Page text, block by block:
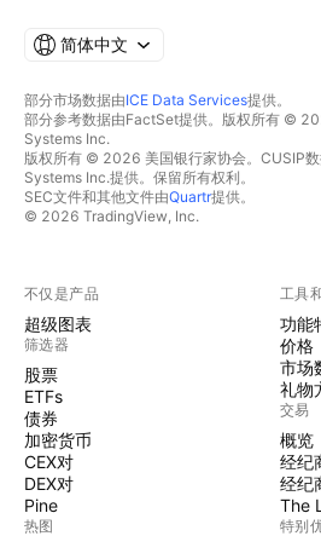
简体中文
部分市场数据由ICE Data Services提供。
部分参考数据由FactSet提供。版权所有 ©
Systems Inc.
版权所有 © 2026 美国银行家协会。CUSIP
Systems Inc.提供。保留所有权利。
SEC文件和其他文件由Quartr提供。
© 2026 TradingView, Inc.
不仅是产品
超级图表
筛选器
股票
ETFs
债券
加密货币
CEX对
DEX对
Pine
热图
工具
功能
价格
市场
礼物
交易
概览
经纪
经纪
The
特别